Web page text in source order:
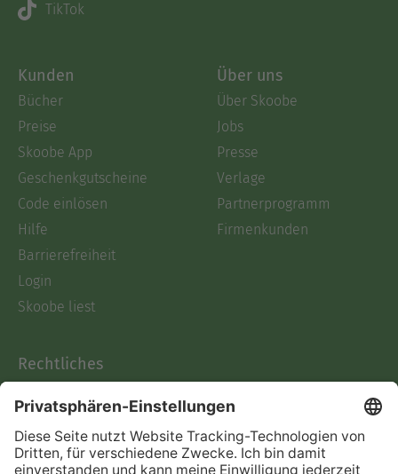
TikTok
Kunden
Bücher
Preise
Skoobe App
Geschenkgutscheine
Code einlösen
Hilfe
Barrierefreiheit
Login
Skoobe liest
Über uns
Über Skoobe
Jobs
Presse
Verlage
Partnerprogramm
Firmenkunden
Rechtliches
AGB
Informationen nach Data
Act